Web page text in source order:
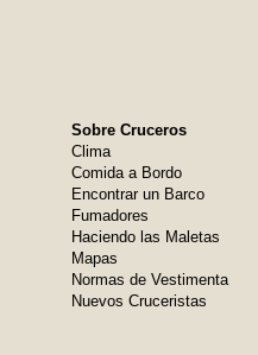
Sobre Cruceros
Clima
Comida a Bordo
Encontrar un Barco
Fumadores
Haciendo las Maletas
Mapas
Normas de Vestimenta
Nuevos Cruceristas